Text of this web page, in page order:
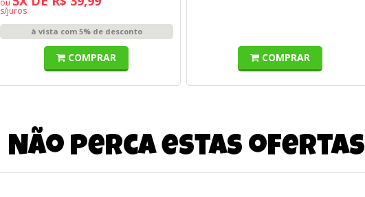
ou
s/juros
à vista com 5% de desconto
COMPRAR COMPRAR
Não perca estas ofertas